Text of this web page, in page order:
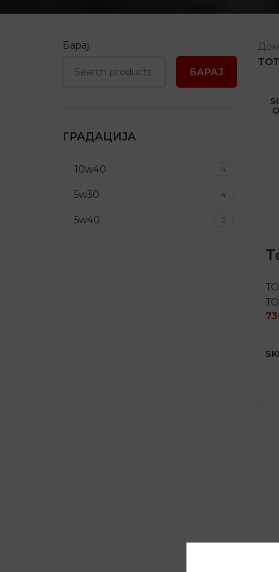
Барај
БАРАЈ
ГРАДАЦИЈА
10w40 4
5w30 4
5w40 2